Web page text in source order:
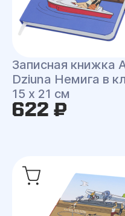
Записная книжка
Dziuna Немига в
15 x 21 см
622 ₽